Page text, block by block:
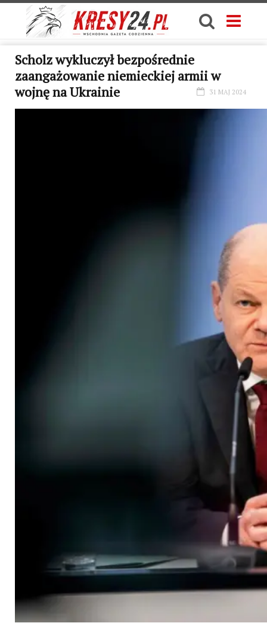
Scholz wykluczył bezpośrednie
zaangażowanie niemieckiej armii w
wojnę na Ukrainie
31 MAJ 2024